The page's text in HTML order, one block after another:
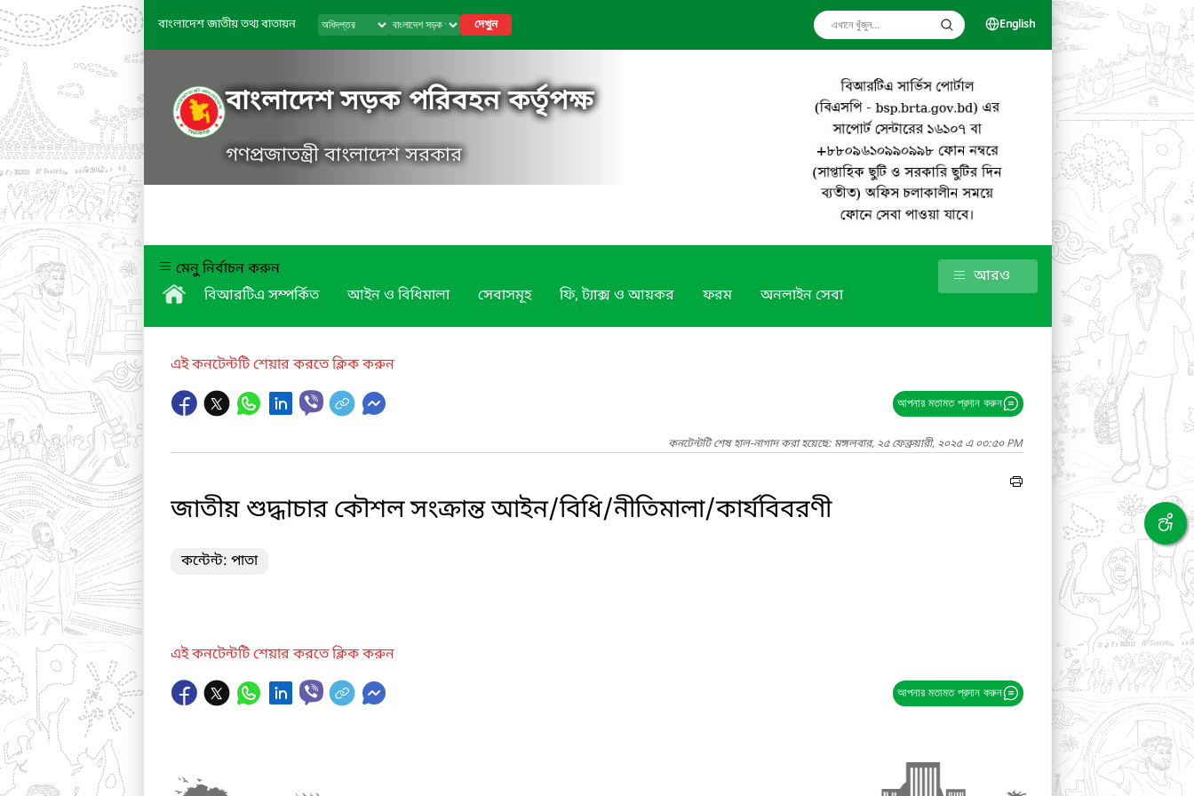
বাংলাদেশ জাতীয় তথ্য বাতায়ন দেখুন English
বাংলাদেশ সড়ক পরিবহন কর্তৃপক্ষ
গণপ্রজাতন্ত্রী বাংলাদেশ সরকার
মেনু নির্বাচন করুন
বিআরটিএ সম্পর্কিত
আইন ও বিধিমালা সেবাসমূহ ফি, ট্যাক্স ও আয়কর ফরম অনলাইন সেবা
আরও
এই কনটেন্টটি শেয়ার করতে ক্লিক করুন
আপনার মতামত প্রদান করুন
কনটেন্টটি শেষ হাল-নাগাদ করা হয়েছে: মঙ্গলবার, ২৫ ফেব্রুয়ারী, ২০২৫ এ ০৩:৫০ PM
জাতীয় শুদ্ধাচার কৌশল সংক্রান্ত আইন/বিধি/নীতিমালা/কার্যবিবরণী
কন্টেন্ট: পাতা
এই কনটেন্টটি শেয়ার করতে ক্লিক করুন
আপনার মতামত প্রদান করুন